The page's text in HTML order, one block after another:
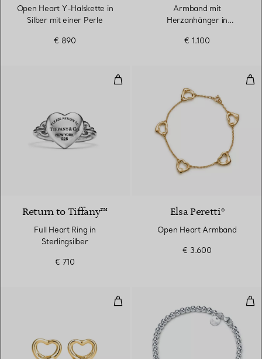
Open Heart Y-Halskette in
Silber mit einer Perle
€ 890
Armband mit
Herzanhänger in
Diamanten, Medium
€ 1.100
Full Heart Ring in Sterlingsilber
Return to Tiffany™
Full Heart Ring in
Sterlingsilber
€ 710
Elsa Peretti®
Open Heart Armband
€ 3.600
Open Heart Ohrstecker in